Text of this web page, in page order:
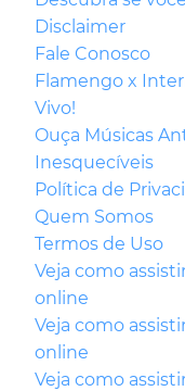
Disclaimer
Fale Conosco
Flamengo x
Vivo!
Ouça Músicas
Inesquecíveis
Política de
Quem Somos
Termos de Uso
Veja como
online
Veja como
online
Veja como